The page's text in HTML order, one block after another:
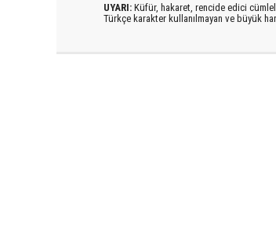
UYARI: Küfür, hakaret, rencide edici
Türkçe karakter kullanılmayan ve büyük